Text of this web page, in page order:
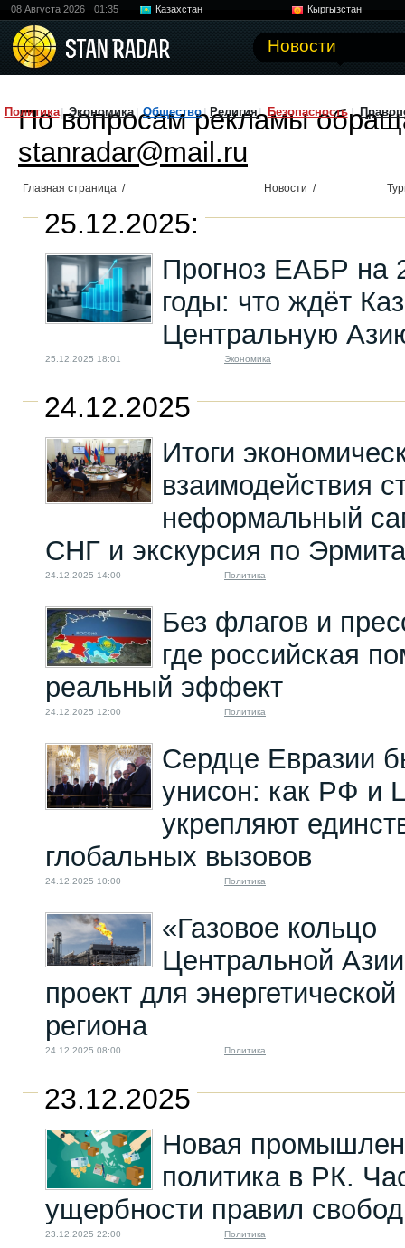
08 Августа 2026 01:35 Казахстан
Кыргызстан
Новости
Политика Экономика Общество Религия Безопасность
По вопросам рекламы
stanradar@mail.ru
Главная страница / Новости /
25.12.2025:
Прогноз ЕАБР на
годы: что ждёт
Центральную
25.12.2025 18:01 Экономика
24.12.2025
Итоги
взаимодействия
неформальный
СНГ и экскурсия по
24.12.2025 14:00 Политика
Без флагов и
где российская
реальный эффект
24.12.2025 12:00 Политика
Сердце Евразии
унисон: как РФ и
укрепляют
глобальных вызовов
24.12.2025 10:00 Политика
«Газовое кольцо
Центральной
проект для
региона
24.12.2025 08:00 Политика
23.12.2025
Новая
политика в РК.
ущербности правил
23.12.2025 22:00 Политика